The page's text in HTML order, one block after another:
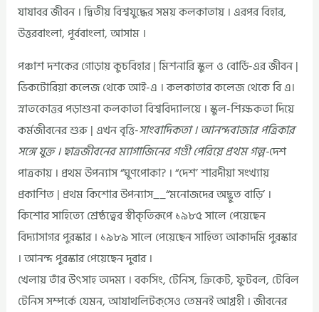
যাযাবর জীবন । দ্বিতীয় বিশ্বযুদ্ধের সময় কলকাতায় । এরপর বিহার,
উত্তরবাংলা, পূর্ববাংলা, আসাম ।
পঞ্চাশ দশকের গোড়ায় কুচবিহার | মিশনারি স্কুল ও বোর্ডি-এর জীবন |
ভিকটোরিয়া কলেজ থেকে আই-এ । কলকাতার কলেজ থেকে বি এ।
স্নাতকোত্তর পড়াশুনা কলকাতা বিশ্ববিদ্যালয়ে । স্কুল-শিক্ষকতা দিয়ে
কর্মজীবনের শুরু | এখন বৃত্তি-সাংবাদিকতা । আনন্দবাজার পত্রিকার
সঙ্গে যুক্ত । ছাত্রজীবনের ম্যাগাজিনের গণ্ডী পেরিয়ে প্রথম গল্প-দেশ
পাত্রকায় । প্রথম উপন্যাস “ঘুণপোকা? । “দেশ’ শারদীয়া সংখ্যায়
প্রকাশিত | প্রথম কিশোর উপন্যাস__“মনোজদের অদ্ভুত বাড়ি’ ।
কিশোর সাহিত্যে শ্রেষ্ঠত্বের স্বীকৃতিরূপে ১৯৮৫ সালে পেয়েছেন
বিদ্যাসাগর পুরস্কার । ১৯৮৯ সালে পেয়েছেন সাহিত্য আকাদমি পুরস্কার
। আনন্দ পুরস্কার পেয়েছেন দুবার ।
খেলায় তাঁর উৎসাহ অদম্য । বকসিং, টেনিস, ক্রিকেট, ফুটবল, টেবিল
টেনিস সম্পর্কে যেমন, আযাথলিটক্‌সেও তেমনই আগ্রহী । জীবনের